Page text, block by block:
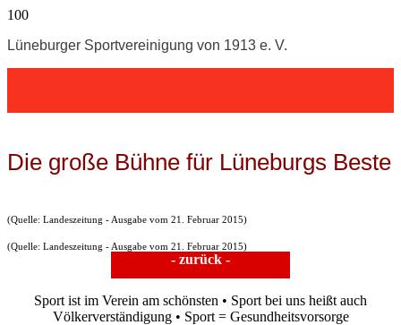
Lüneburger Sportvereinigung von 1913 e. V.
Die große Bühne für Lüneburgs Beste
(Quelle: Landeszeitung - Ausgabe vom 21. Februar 2015)
(Quelle: Landeszeitung - Ausgabe vom 21. Februar 2015)
- zurück -
Sport ist im Verein am schönsten • Sport bei uns heißt auch
Völkerverständigung • Sport = Gesundheitsvorsorge